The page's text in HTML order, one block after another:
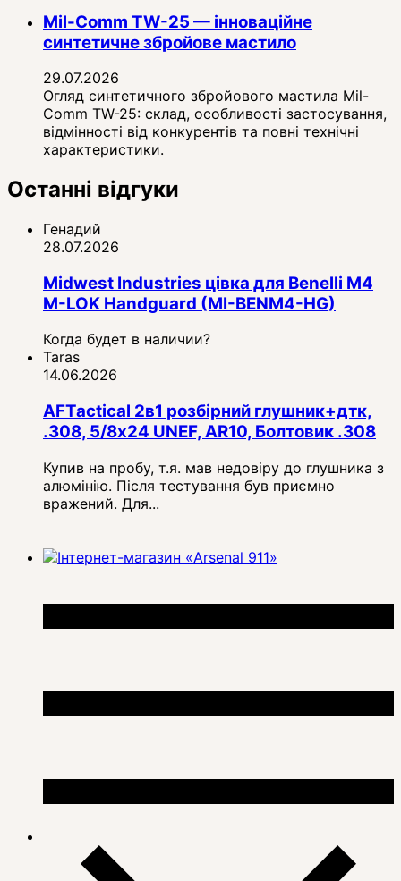
Mil-Comm TW-25 — інноваційне
синтетичне збройове мастило
29.07.2026
Огляд синтетичного збройового мастила Mil-
Comm TW-25: склад, особливості застосування,
відмінності від конкурентів та повні технічні
характеристики.
Останні відгуки
Генадий
28.07.2026
Midwest Industries цівка для Benelli M4
M-LOK Handguard (MI-BENM4-HG)
Когда будет в наличии?
Taras
14.06.2026
AFTactical 2в1 розбірний глушник+дтк,
.308, 5/8x24 UNEF, AR10, Болтовик .308
Купив на пробу, т.я. мав недовіру до глушника з
алюмінію. Після тестування був приємно
вражений. Для...